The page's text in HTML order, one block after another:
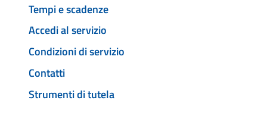
Tempi e scadenze
Accedi al servizio
Condizioni di servizio
Contatti
Strumenti di tutela